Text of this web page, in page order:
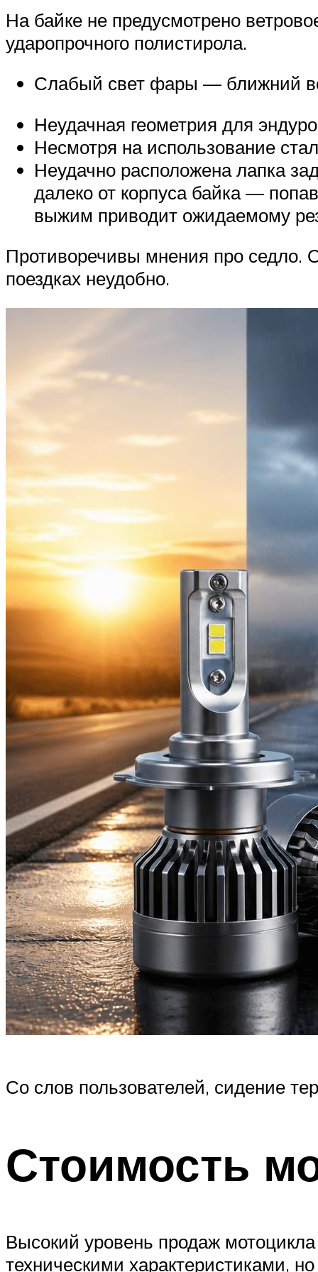
На байке не предусмотрено
ударопрочного полистирола.
Слабый свет фары — ближний
Неудачная геометрия для
Несмотря на использование
Неудачно расположена лапка
далеко от корпуса байка —
выжим приводит ожидаемому
Противоречивы мнения про седло.
поездках неудобно.
Со слов пользователей, сидение
Стоимость
Высокий уровень продаж
техническими характеристиками,